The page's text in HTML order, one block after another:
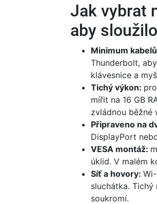
Jak vybrat
aby
Minimum
Thunderbolt,
klávesnice a
Tichý výkon:
mířit na 16 GB
zvládnou běžné
Připraveno na
DisplayPort
VESA montáž:
úklid. V malém
Síť a hovory:
sluchátka.
soukromí.